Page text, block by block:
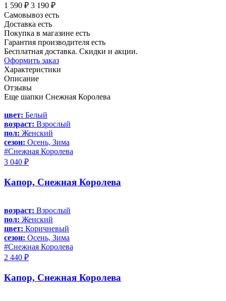
1 590 ₽ 3 190 ₽
Самовывоз есть
Доставка есть
Покупка в магазине есть
Гарантия производителя есть
Бесплатная доставка. Скидки и акции.
Оформить заказ
Характеристики
Описание
Отзывы
Еще шапки Снежная Королева
цвет: Белый
возраст: Взрослый
пол: Женский
сезон: Осень, Зима
#Снежная Королева
3 040 ₽
Капор, Снежная Королева
возраст: Взрослый
пол: Женский
цвет: Коричневый
сезон: Осень, Зима
#Снежная Королева
2 440 ₽
Капор, Снежная Королева